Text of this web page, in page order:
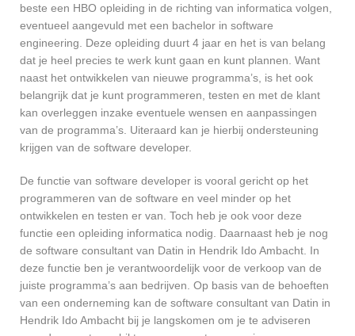
beste een HBO opleiding in de richting van informatica volgen,
eventueel aangevuld met een bachelor in software
engineering. Deze opleiding duurt 4 jaar en het is van belang
dat je heel precies te werk kunt gaan en kunt plannen. Want
naast het ontwikkelen van nieuwe programma’s, is het ook
belangrijk dat je kunt programmeren, testen en met de klant
kan overleggen inzake eventuele wensen en aanpassingen
van de programma’s. Uiteraard kan je hierbij ondersteuning
krijgen van de software developer.
De functie van software developer is vooral gericht op het
programmeren van de software en veel minder op het
ontwikkelen en testen er van. Toch heb je ook voor deze
functie een opleiding informatica nodig. Daarnaast heb je nog
de software consultant van Datin in Hendrik Ido Ambacht. In
deze functie ben je verantwoordelijk voor de verkoop van de
juiste programma’s aan bedrijven. Op basis van de behoeften
van een onderneming kan de software consultant van Datin in
Hendrik Ido Ambacht bij je langskomen om je te adviseren